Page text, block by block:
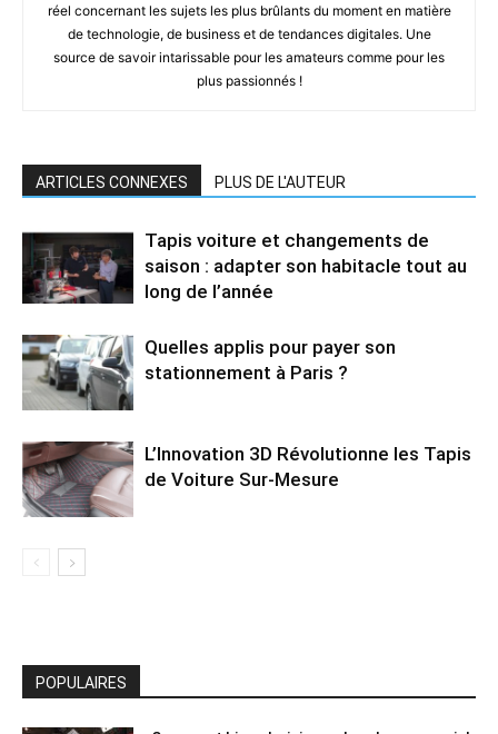
réel concernant les sujets les plus brûlants du moment en matière
de technologie, de business et de tendances digitales. Une
source de savoir intarissable pour les amateurs comme pour les
plus passionnés !
ARTICLES CONNEXES PLUS DE L'AUTEUR
Tapis voiture et changements de
saison : adapter son habitacle tout au
long de l’année
Quelles applis pour payer son
stationnement à Paris ?
L’Innovation 3D Révolutionne les Tapis
de Voiture Sur-Mesure
POPULAIRES